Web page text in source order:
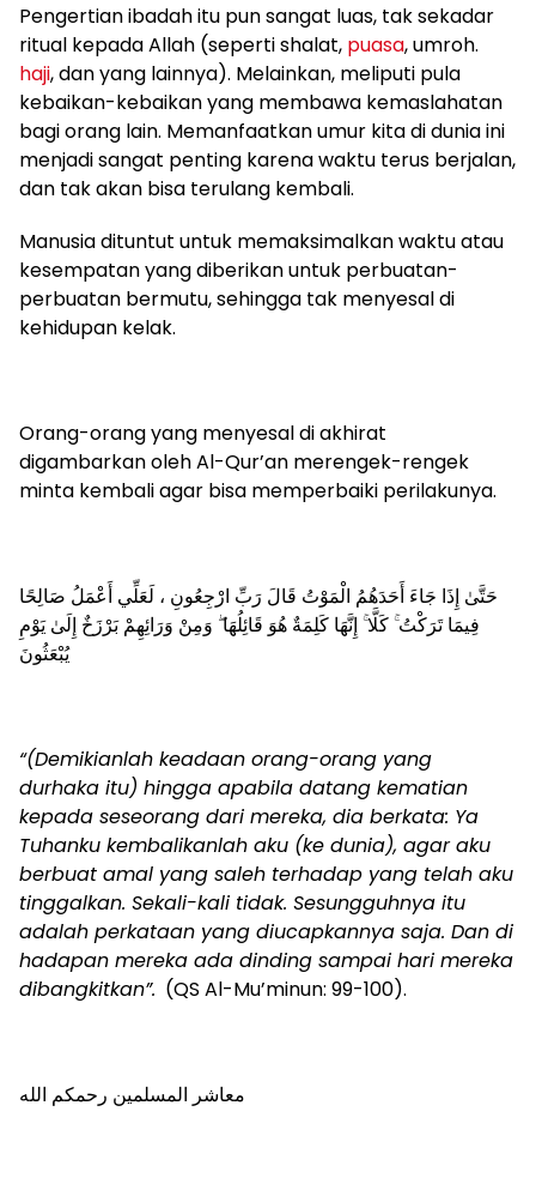
Pengertian ibadah itu pun sangat luas, tak sekadar
ritual kepada Allah (seperti shalat, puasa, umroh.
haji, dan yang lainnya). Melainkan, meliputi pula
kebaikan-kebaikan yang membawa kemaslahatan
bagi orang lain. Memanfaatkan umur kita di dunia ini
menjadi sangat penting karena waktu terus berjalan,
dan tak akan bisa terulang kembali.
Manusia dituntut untuk memaksimalkan waktu atau
kesempatan yang diberikan untuk perbuatan-
perbuatan bermutu, sehingga tak menyesal di
kehidupan kelak.
Orang-orang yang menyesal di akhirat
digambarkan oleh Al-Qur’an merengek-rengek
minta kembali agar bisa memperbaiki perilakunya.
حَتَّىٰ إِذَا جَاءَ أَحَدَهُمُ الْمَوْتُ قَالَ رَبِّ ارْجِعُونِ ، لَعَلِّي أَعْمَلُ صَالِحًا
فِيمَا تَرَكْتُ ۚ كَلَّا ۚ إِنَّهَا كَلِمَةٌ هُوَ قَائِلُهَا ۖ وَمِنْ وَرَائِهِمْ بَرْزَخٌ إِلَىٰ يَوْمِ
يُبْعَثُونَ
“(Demikianlah keadaan orang-orang yang
durhaka itu) hingga apabila datang kematian
kepada seseorang dari mereka, dia berkata: Ya
Tuhanku kembalikanlah aku (ke dunia), agar aku
berbuat amal yang saleh terhadap yang telah aku
tinggalkan. Sekali-kali tidak. Sesungguhnya itu
adalah perkataan yang diucapkannya saja. Dan di
hadapan mereka ada dinding sampai hari mereka
dibangkitkan”. (QS Al-Mu’minun: 99-100).
معاشر المسلمين رحمكم الله